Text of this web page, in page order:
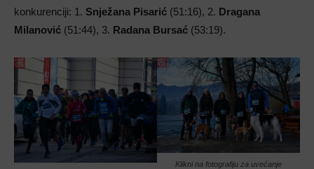
konkurenciji: 1. Snježana Pisarić (51:16), 2. Dragana
Milanović (51:44), 3. Radana Bursać (53:19).
Klikni na fotografiju za uvećanje